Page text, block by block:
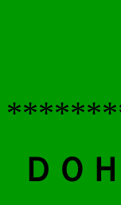
ＤＯ